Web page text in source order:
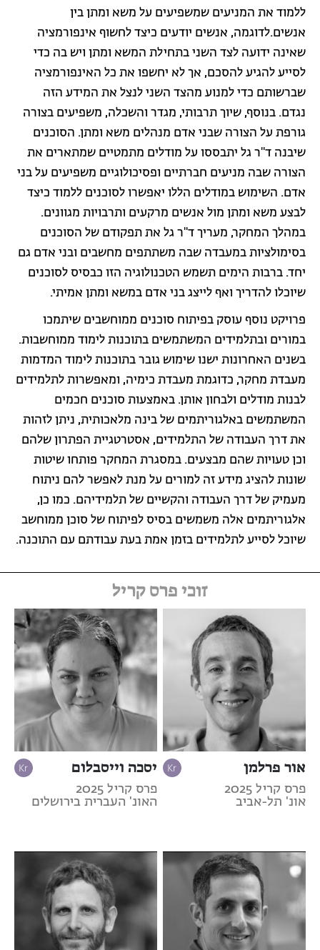
ללמוד את המניעים שמשפיעים על משא ומתן בין
אנשים.לדוגמה, אנשים יודעים כיצד לחשוף אינפורמציה
שאינה ידועה לצד השני בתחילת המשא ומתן ויש בה כדי
לסייע להגיע להסכם, אך לא יחשפו את כל האינפורמציה
שברשותם כדי למנוע מהצד השני לנצל את המידע הזה
נגדם. בנוסף, שיוך תרבותי, מגדר והשכלה, משפיעים בצורה
גורפת על הצורה שבני אדם מנהלים משא ומתן. הסוכנים
שיבנה ד"ר גל יתבססו על מודלים מתמטיים שמתארים את
הצורה שבה מניעים חברתיים ופסיכולוגיים משפיעים על בני
אדם. השימוש במודלים הללו יאפשרו לסוכנים ללמוד כיצד
לבצע משא ומתן מול אנשים מרקעים ותרבויות מגוונים.
במהלך המחקר, מעריך ד"ר גל את תפקודם של הסוכנים
בסימולציות במעבדה שבה משתתפים מחשבים ובני אדם גם
יחד. ברבות הימים תשמש הטכנולוגיה הזו כבסיס לסוכנים
שיוכלו להדריך ואף לייצג בני אדם במשא ומתן אמיתי.
פרויקט נוסף עוסק בפיתוח סוכנים ממוחשבים שיתמכו
במורים ובתלמידים המשתמשים בתוכנות לימוד ממוחשבות.
בשנים האחרונות ישנו שימוש גובר בתוכנות לימוד המדמות
מעבדת מחקר, כדוגמת מעבדת כימיה, ומאפשרות לתלמידים
לבנות מודלים ולבחון אותן. באמצעות סוכנים חכמים
המשתמשים באלגוריתמים של בינה מלאכותית, ניתן לזהות
את דרך העבודה של התלמידים, אסטרטגיית הפתרון שלהם
וכן טעויות שהם מבצעים. במסגרת המחקר פותחו שיטות
שונות להציג מידע זה למורים על מנת לאפשר להם ניתוח
מעמיק של דרך העבודה והקשיים של תלמידיהם. כמו כן,
אלגוריתמים אלה משמשים בסיס לפיתוח של סוכן ממוחשב
שיוכל לסייע לתלמידים בזמן אמת בעת עבודתם עם התוכנה.
זוכי פרס קריל
אור פרלמן
פרס קריל 2025
אונ' תל-אביב
יסכה וייסבלום
פרס קריל 2025
האונ' העברית בירושלים